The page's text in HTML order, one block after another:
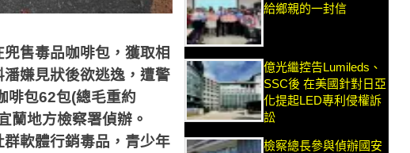
售毒品咖啡包，獲取相
嫌見狀後欲逃逸，遭警
啡包62包(總毛重約
蘭地方檢察署偵辦。
軟體行銷毒品，青少年
給鄉親的一封信
億光繼控告Lumileds、
SSC後 在美國針對日亞
化提起LED專利侵權訴
訟
檢察總長參與偵辦國安